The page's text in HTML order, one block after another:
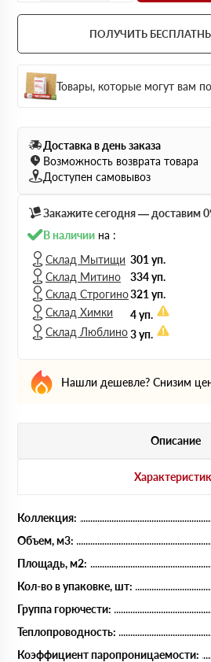
ПОЛУЧИТЬ
Товары, которые могут вам
Доставка в день заказа
Возможность возврата товара
Доступен самовывоз
Закажите сегодня — доставим
В наличии на :
Склад Мытищи 301 уп.
Склад Митино
334 уп.
Склад Строгино321 уп.
Склад Химки
4 уп.
Склад Люблино3 уп.
Нашли дешевле? Снизим
Описание
Коллекция:
Объем, м3:
Площадь, м2:
Кол-во в упаковке, шт:
Группа горючести:
Теплопроводность:
Коэффициент паропроницаемости: